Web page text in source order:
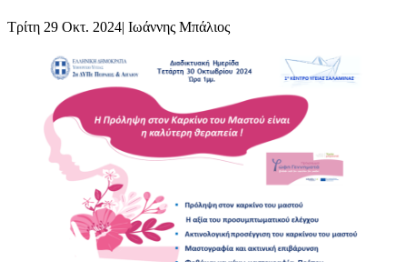
Τρίτη 29 Οκτ. 2024| Ιωάννης Μπάλιος